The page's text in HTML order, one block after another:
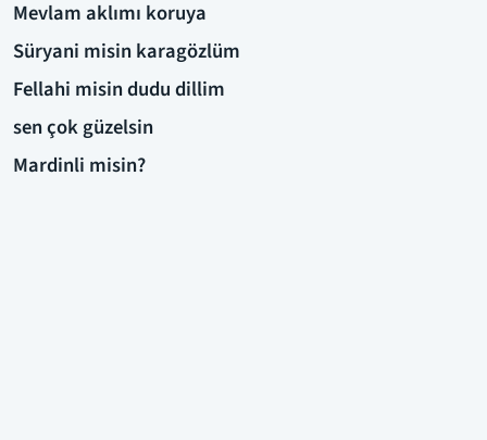
Mevlam aklımı koruya
Süryani misin karagözlüm
Fellahi misin dudu dillim
sen çok güzelsin
Mardinli misin?